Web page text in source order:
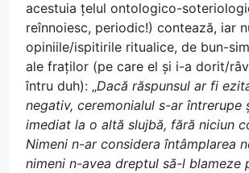
acestuia țelul ontologico-
reînnoiesc, periodic!) contează, iar
opiniile/ispitirile ritualice, de bun-
ale fraților (pe care el și i-a dorit/
întru duh): „Dacă răspunsul ar fi
negativ, ceremonialul s-ar întrerupe
imediat la o altă slujbă, fără niciun
Nimeni n-ar considera întâmplarea
nimeni n-avea dreptul să-l blameze